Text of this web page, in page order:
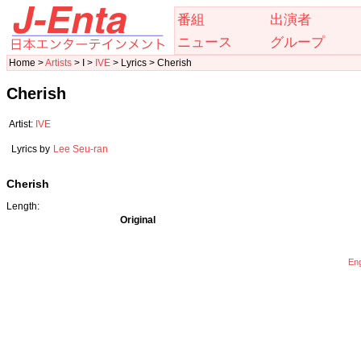
番組
出演者
ニュース
グループ
Home >Artists > I > IVE > Lyrics > Cherish
Cherish
Artist: IVE
Lyrics by Lee Seu-ran
Cherish
Length:
Original